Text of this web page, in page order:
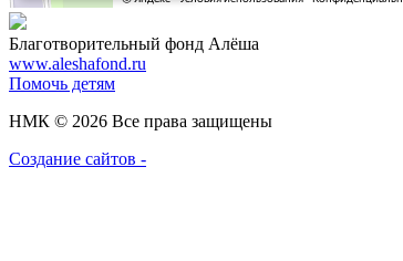
Благотворительный фонд Алёша
www.aleshafond.ru
Помочь детям
НМК © 2026 Все права защищены
Создание сайтов -